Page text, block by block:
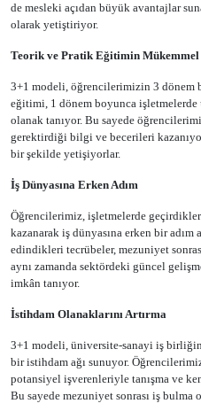
de mesleki açıdan büyük avantajlar
olarak yetiştiriyor.
Teorik ve Pratik Eğitimin Mükemmel
3+1 modeli, öğrencilerimizin 3 dönem
eğitimi, 1 dönem boyunca
olanak tanıyor. Bu sayede
gerektirdiği bilgi ve becerileri
bir şekilde yetişiyorlar.
İş Dünyasına Erken Adım
Öğrencilerimiz, işletmelerde
kazanarak iş dünyasına erken bir adım
edindikleri tecrübeler, mezuniyet
aynı zamanda sektördeki güncel
imkân tanıyor.
İstihdam Olanaklarını Artırma
3+1 modeli, üniversite-sanayi iş
bir istihdam ağı sunuyor.
potansiyel işverenleriyle tanışma ve
Bu sayede mezuniyet sonrası iş bulma